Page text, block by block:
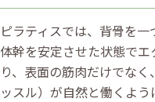
ピラティスでは、背骨を
体幹を安定させた状態で
り、表面の筋肉だけでな
ッスル）が自然と働くよう